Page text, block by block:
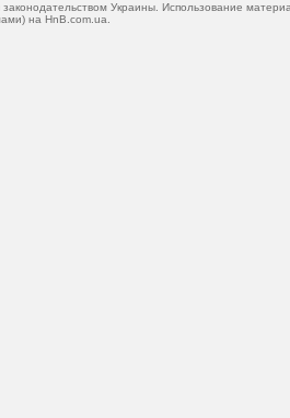
Украины. Использование
на HnB.com.ua.